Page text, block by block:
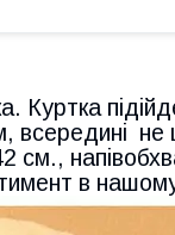
Куртка
всередині
см.,
в